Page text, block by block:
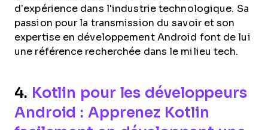
d’expérience dans l'industrie technologique. Sa
passion pour la transmission du savoir et son
expertise en développement Android font de lui
une référence recherchée dans le milieu tech.
4. Kotlin pour les développeurs
Android : Apprenez Kotlin